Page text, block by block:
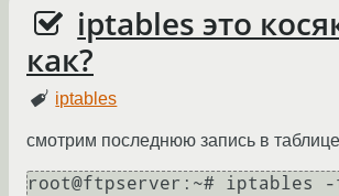
iptables это
как?
iptables
смотрим последнюю запись в
root@ftpserver:~# iptables